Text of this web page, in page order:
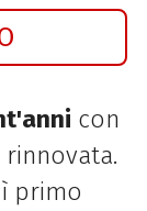
con
primo